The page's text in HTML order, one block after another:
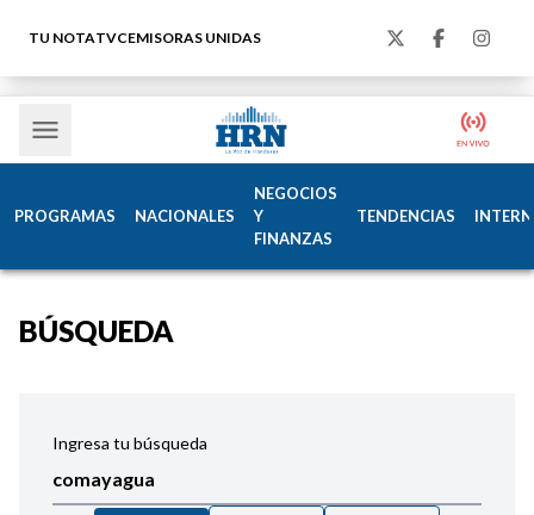
TU NOTATVCEMISORAS UNIDAS
PROGRAMAS NACIONALES
NEGOCIOS
Y
FINANZAS
TENDENCIAS
BÚSQUEDA
Ingresa tu búsqueda